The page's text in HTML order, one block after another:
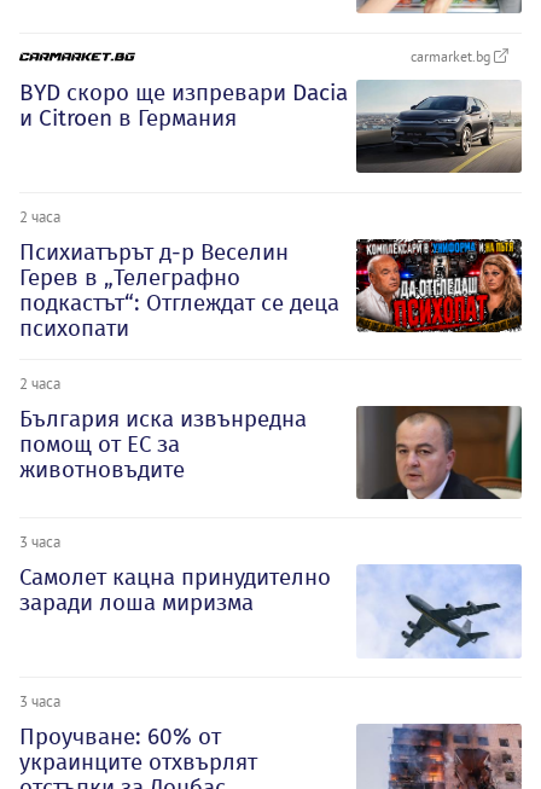
carmarket.bg
BYD скоро ще изпревари Dacia
и Citroеn в Германия
2 часа
Психиатърът д-р Веселин
Герев в „Телеграфно
подкастът“: Отглеждат се деца
психопати
2 часа
България иска извънредна
помощ от ЕС за
животновъдите
3 часа
Самолет кацна принудително
заради лоша миризма
3 часа
Проучване: 60% от
украинците отхвърлят